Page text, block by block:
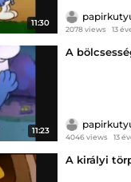
11:30
2078 views 13
11:23
A
4046 views 13
A királyi